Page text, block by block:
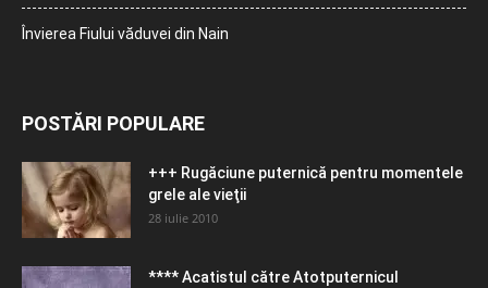
Învierea Fiului văduvei din Nain
POSTĂRI POPULARE
+++ Rugăciune puternică pentru momentele
grele ale vieţii
28 iulie 2010
**** Acatistul către Atotputernicul